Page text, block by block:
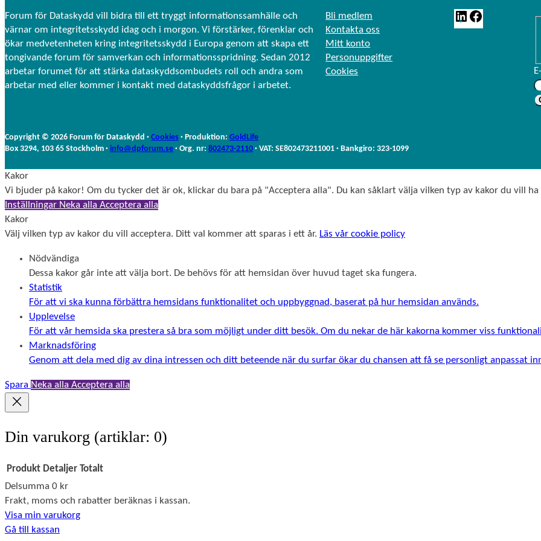
Forum för Dataskydd vill bidra till ett tryggt informationssamhälle och
värnar om integritetsskydd idag och i morgon. Vi förstärker, förenklar och
ökar medvetenheten kring integritetsskydd i Europa genom att skapa ett
tongivande forum för samverkan och informationsspridning. Sedan 2012
arbetar forumet för att stärka dataskyddsombudets roll och andra som
arbetar med eller kommer i kontakt med dataskyddsfrågor i arbetet.
Bli medlem
Kontakta oss
Mitt konto
Personuppgifter
Cookies
L
i
a
Copyright © 2026 Forum för Dataskydd · Cookies · Produktion: GoldLife
Box 3294, 103 65 Stockholm · info@dpforum.se · Org. nr: 802473-2110 · VAT: SE802473211001 · Bankgiro: 323-1099
Kakor
Vi bjuder på kakor! Om du tycker det är ok, klickar du bara på "Acceptera alla". Du kan såklart välja vilken typ av kakor du vill
Inställningar Neka alla Acceptera alla
Kakor
Välj vilken typ av kakor du vill acceptera. Ditt val kommer att sparas i ett år. Läs vår cookie policy
Nödvändiga
Dessa kakor går inte att välja bort. De behövs för att hemsidan över huvud taget ska fungera.
Statistik
För att vi ska kunna förbättra hemsidans funktionalitet och uppbyggnad, baserat på hur hemsidan används.
Upplevelse
För att vår hemsida ska prestera så bra som möjligt under ditt besök. Om du nekar de här kakorna kommer viss
Marknadsföring
Genom att dela med dig av dina intressen och ditt beteende när du surfar ökar du chansen att få se personligt anpassat
Spara Neka alla Acceptera alla
Din varukorg (artiklar: 0)
Produkter
i
Produkt Detaljer Totalt
Delsumma 0 kr
Frakt, moms och rabatter beräknas i kassan.
Visa min varukorg
Gå till kassan